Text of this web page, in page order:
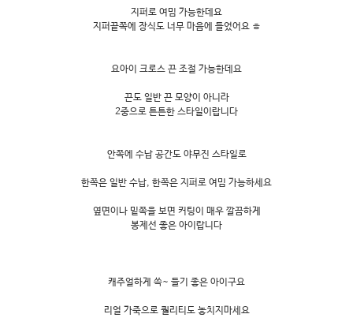
지퍼로 여밈 가능한데요
지퍼끝쪽에 장식도 너무 마음에 들었어요 ㅎ
요아이 크로스 끈 조절 가능한데요
끈도 일반 끈 모양이 아니라
2중으로 튼튼한 스타일이랍니다
안쪽에 수납 공간도 야무진 스타일로
한쪽은 일반 수납, 한쪽은 지퍼로 여밈 가능하세요
옆면이나 밑쪽을 보면 커팅이 매우 깔끔하게
봉제선 좋은 아이랍니다
캐주얼하게 쓱~ 들기 좋은 아이구요
리얼 가죽으로 퀄리티도 놓치지마세요